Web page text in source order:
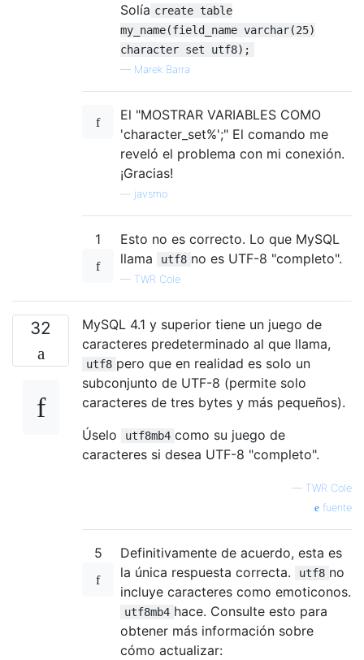
Solía create table
my_name(field_name varchar(25)
character set utf8);
— Marek Barra
El "MOSTRAR VARIABLES COMO
'character_set%';" El comando me
reveló el problema con mi conexión.
¡Gracias!
javsmo
1
Esto no es correcto. Lo que MySQL
llama
utf8 no es UTF-8 "completo".
— TWR Cole
32
MySQL 4.1 y superior tiene un juego de
caracteres predeterminado al que llama,
utf8 pero que en realidad es solo un
subconjunto de UTF-8 (permite solo
caracteres de tres bytes y más pequeños).
Úselo
utf8mb4 como su juego de
caracteres si desea UTF-8 "completo".
— TWR Cole
fuente
5
Definitivamente de acuerdo, esta es
la única respuesta correcta.
utf8 no
incluye caracteres como emoticonos.
utf8mb4 hace. Consulte esto para
obtener más información sobre
cómo actualizar: